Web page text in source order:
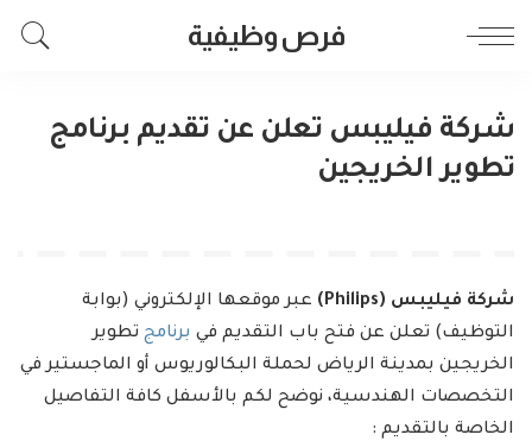
فرص وظيفية
شركة فيليبس تعلن عن تقديم برنامج
تطوير الخريجين
شركة فيليبس (Philips)
عبر موقعها الإلكتروني (بوابة
التوظيف) تعلن عن فتح باب التقديم في برنامج تطوير
الخريجين بمدينة الرياض لحملة البكالوريوس أو الماجستير في
التخصصات الهندسية، نوضح لكم بالأسفل كافة التفاصيل
الخاصة بالتقديم :